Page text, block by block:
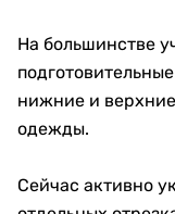
На большинстве
нижние и
одежды.
Сейчас активно